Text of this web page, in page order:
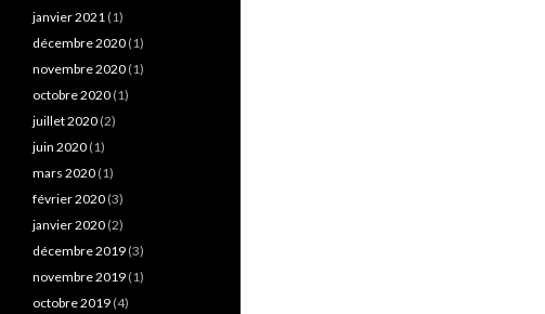
janvier 2021 (1)
décembre 2020 (1)
novembre 2020 (1)
octobre 2020 (1)
juillet 2020 (2)
juin 2020 (1)
mars 2020 (1)
février 2020 (3)
janvier 2020 (2)
décembre 2019 (3)
novembre 2019 (1)
octobre 2019 (4)